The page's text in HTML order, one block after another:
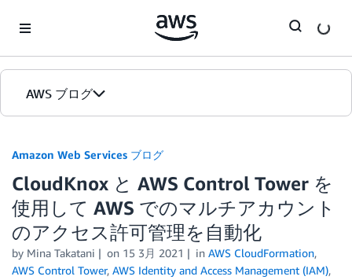
AWS ブログ
カテゴリ
エディション
Amazon Web Services ブログ
CloudKnox と AWS Control Tower を
使用して AWS でのマルチアカウント
のアクセス許可管理を自動化
by Mina Takatani on 15 3月 2021 in AWS CloudFormation,
AWS Control Tower, AWS Identity and Access Management (IAM),